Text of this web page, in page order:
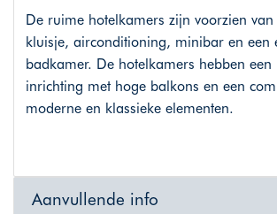
De ruime hotelkamers zijn voorzien van
kluisje, airconditioning, minibar en een
badkamer. De hotelkamers hebben een
inrichting met hoge balkons en een
moderne en klassieke elementen.
Aanvullende info